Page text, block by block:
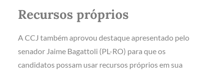
Recursos próprios
A CCJ também aprovou destaque apresentado pelo
senador Jaime Bagattoli (PL-RO) para que os
candidatos possam usar recursos próprios em sua